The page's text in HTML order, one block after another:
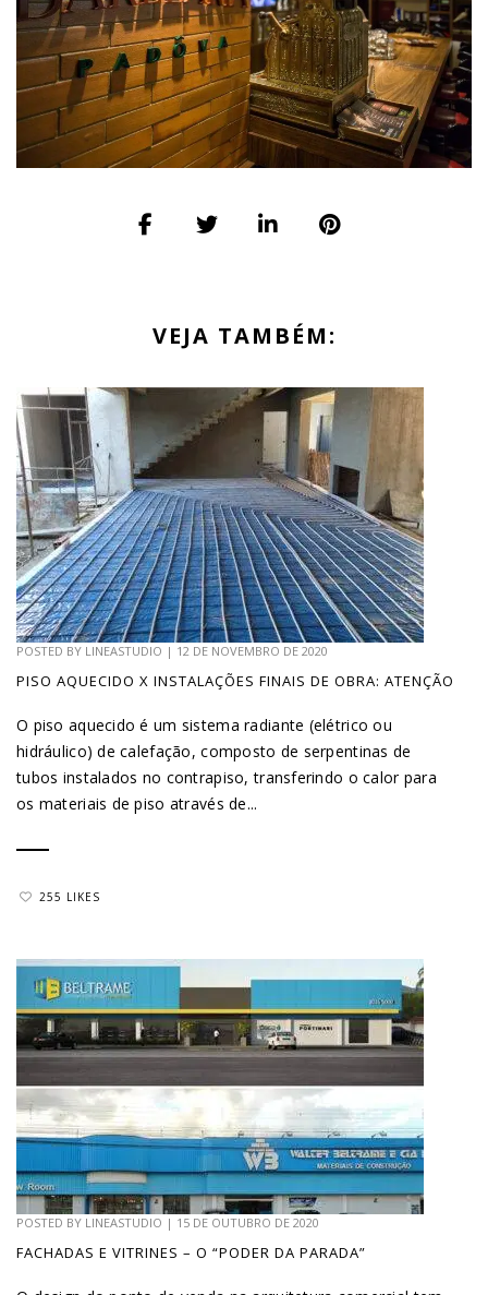
VEJA TAMBÉM:
POSTED BY LINEASTUDIO | 12 DE NOVEMBRO DE 2020
PISO AQUECIDO X INSTALAÇÕES FINAIS DE OBRA: ATENÇÃO
O piso aquecido é um sistema radiante (elétrico ou
hidráulico) de calefação, composto de serpentinas de
tubos instalados no contrapiso, transferindo o calor para
os materiais de piso através de...
255 LIKES
POSTED BY LINEASTUDIO | 15 DE OUTUBRO DE 2020
FACHADAS E VITRINES – O “PODER DA PARADA”